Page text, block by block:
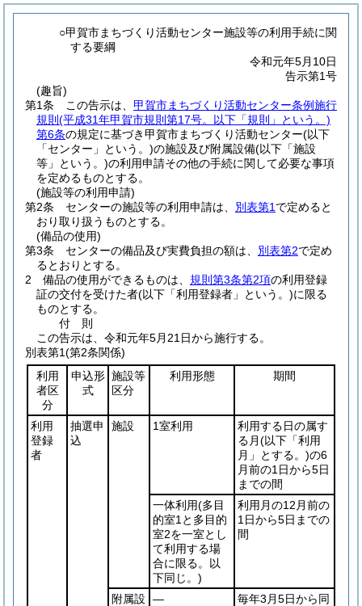
○甲賀市まちづくり活動センター施設等の利用手続に関
する要綱
令和元年5月10日
告示第1号
(趣旨)
第1条
この告示は、 甲賀市まちづくり活動センター条例施行
規則 (平成31年甲賀市規則第17号。以下「規則」という。)
第6条の規定に基づき甲賀市まちづくり活動センター(以下
「センター」という。)の施設及び附属設備(以下「施設
等」という。)の利用申請その他の手続に関して必要な事項
を定めるものとする。
(施設等の利用申請)
第2条
センターの施設等の利用申請は、 別表第1 で定めると
おり取り扱うものとする。
(備品の使用)
第3条
センターの備品及び実費負担の額は、 別表第2で定め
るとおりとする。
2
備品の使用ができるものは、 規則第3条第2項の利用登録
証の交付を受けた者(以下「利用登録者」という。)に限る
ものとする。
付 則
この告示は、令和元年5月21日から施行する。
別表第1(第2条関係)
利用
者区
分
申込形
式
施設等
区分
利用形態 期間
利用
登録
者
抽選申
込
施設 1室利用
利用する日の属す
る月(以下「利用
月」とする。)の6
月前の1日から5日
までの間
一体利用(多目
的室1と多目的
室2を一室とし
て利用する場
合に限る。以
下同じ。)
利用月の12月前の
1日から5日までの
間
附属設
―
毎年3月5日から同